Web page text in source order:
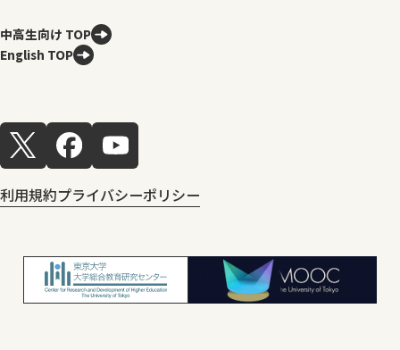
中高生向け TOP
English TOP
利用規約プライバシーポリシー